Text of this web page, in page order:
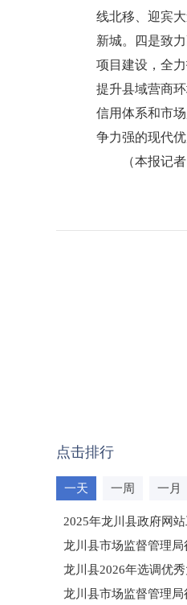
线北移、迎宾
新城。四是致
项目建设，全
提升县域营商
信用体系和市
争力强的现代
（本报记者
点击排行
一天 一周 一月
2025年龙川县政府网
龙川县市场监督管理
龙川县2026年选调优
龙川县市场监督管理